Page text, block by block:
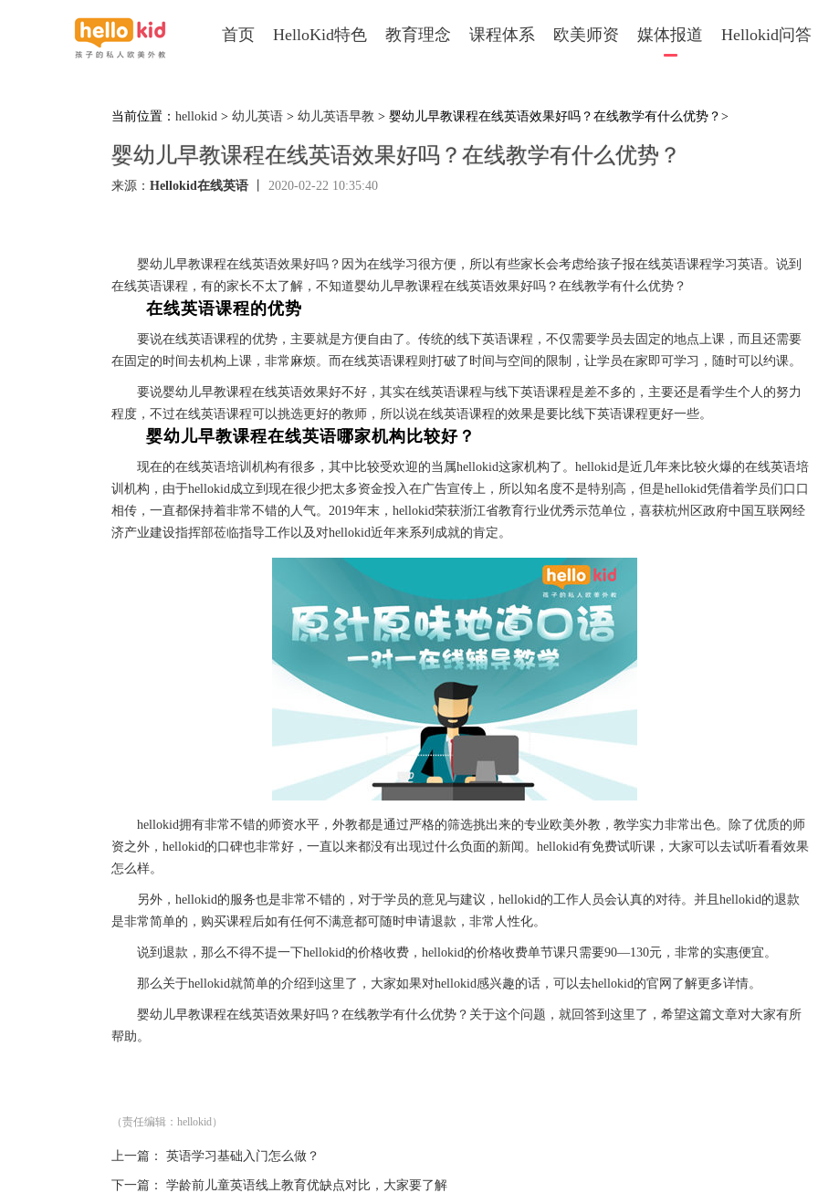
首页 HelloKid特色 教育理念 课程体系 欧美师资 媒体报道 Hellokid问答
当前位置： hellokid > 幼儿英语 > 幼儿英语早教 > 婴幼儿早教课程在线英语效果好吗？在线教学有什么优势？>
婴幼儿早教课程在线英语效果好吗？在线教学有什么优势？
来源： Hellokid在线英语 2020-02-22 10:35:40
婴幼儿早教课程在线英语效果好吗？因为在线学习很方便，所以有些家长会考虑给孩子报在线英语课程学习英语。说到
在线英语课程，有的家长不太了解，不知道婴幼儿早教课程在线英语效果好吗？在线教学有什么优势？
在线英语课程的优势
要说在线英语课程的优势，主要就是方便自由了。传统的线下英语课程，不仅需要学员去固定的地点上课，而且还需要
在固定的时间去机构上课，非常麻烦。而在线英语课程则打破了时间与空间的限制，让学员在家即可学习，随时可以约课。
要说婴幼儿早教课程在线英语效果好不好，其实在线英语课程与线下英语课程是差不多的，主要还是看学生个人的努力
程度，不过在线英语课程可以挑选更好的教师，所以说在线英语课程的效果是要比线下英语课程更好一些。
婴幼儿早教课程在线英语哪家机构比较好？
现在的在线英语培训机构有很多，其中比较受欢迎的当属hellokid这家机构了。hellokid是近几年来比较火爆的在线英语培
训机构，由于hellokid成立到现在很少把太多资金投入在广告宣传上，所以知名度不是特别高，但是hellokid凭借着学员们口口
相传，一直都保持着非常不错的人气。2019年末，hellokid荣获浙江省教育行业优秀示范单位，喜获杭州区政府中国互联网经
济产业建设指挥部莅临指导工作以及对hellokid近年来系列成就的肯定。
hellokid拥有非常不错的师资水平，外教都是通过严格的筛选挑出来的专业欧美外教，教学实力非常出色。除了优质的师
资之外，hellokid的口碑也非常好，一直以来都没有出现过什么负面的新闻。hellokid有免费试听课，大家可以去试听看看效果
怎么样。
另外，hellokid的服务也是非常不错的，对于学员的意见与建议，hellokid的工作人员会认真的对待。并且hellokid的退款
是非常简单的，购买课程后如有任何不满意都可随时申请退款，非常人性化。
说到退款，那么不得不提一下hellokid的价格收费，hellokid的价格收费单节课只需要90—130元，非常的实惠便宜。
那么关于hellokid就简单的介绍到这里了，大家如果对hellokid感兴趣的话，可以去hellokid的官网了解更多详情。
婴幼儿早教课程在线英语效果好吗？在线教学有什么优势？关于这个问题，就回答到这里了，希望这篇文章对大家有所
帮助。
（责任编辑：hellokid）
上一篇： 英语学习基础入门怎么做？
下一篇： 学龄前儿童英语线上教育优缺点对比，大家要了解